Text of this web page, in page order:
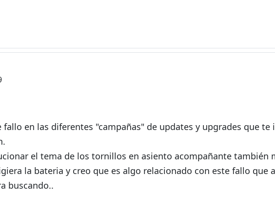
en las diferentes "campañas" de updates y upgrades que te
el tema de los tornillos en asiento acompañante también
la bateria y creo que es algo relacionado con este fallo que
buscando..